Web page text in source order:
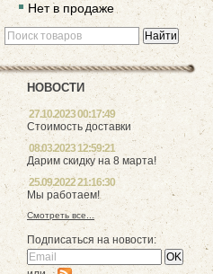
Нет в продаже
НОВОСТИ
27.10.2023 00:17:49
Стоимость доставки
08.03.2023 12:59:21
Дарим скидку на 8 марта!
25.09.2022 21:16:30
Мы работаем!
Смотреть все...
Подписаться на новости: